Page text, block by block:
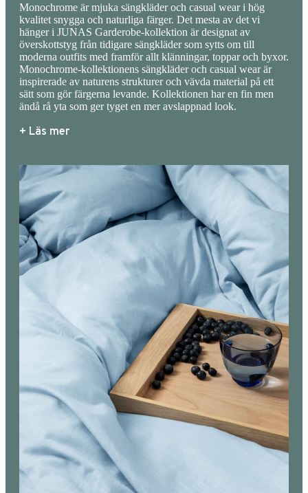
Monochrome är mjuka sängkläder och casual wear i hög
kvalitet snygga och naturliga färger. Det mesta av det vi
hänger i JUNAS Garderobe-kollektion är designat av
överskottstyg från tidigare sängkläder som sytts om till
moderna outfits med framför allt klänningar, toppar och byxor.
Monochrome-kollektionens sängkläder och casual wear är
inspirerade av naturens strukturer och vävda material på ett
sätt som gör färgerna levande. Kollektionen har en fin men
ändå rå yta som ger tyget en mer avslappnad look.
+ Läs mer